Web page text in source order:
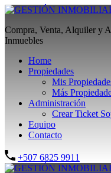
Compra, Venta, Alquiler y
Inmuebles
Home
Propiedades
Mis
Más
Administración
Crear Ticket
Equipo
Contacto
+507 6825 9911